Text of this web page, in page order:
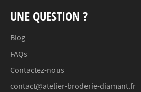
UNE QUESTION ?
Blog
FAQs
Contactez-nous
contact@atelier-broderie-diamant.fr